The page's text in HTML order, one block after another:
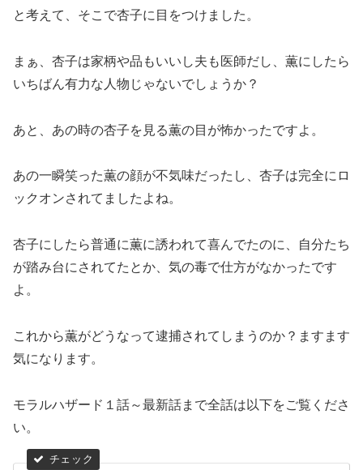
と考えて、そこで杏子に目をつけました。
まぁ、杏子は家柄や品もいいし夫も医師だし、薫にしたら
いちばん有力な人物じゃないでしょうか？
あと、あの時の杏子を見る薫の目が怖かったですよ。
あの一瞬笑った薫の顔が不気味だったし、杏子は完全にロ
ックオンされてましたよね。
杏子にしたら普通に薫に誘われて喜んでたのに、自分たち
が踏み台にされてたとか、気の毒で仕方がなかったです
よ。
これから薫がどうなって逮捕されてしまうのか？ますます
気になります。
モラルハザード１話～最新話まで全話は以下をご覧くださ
い。